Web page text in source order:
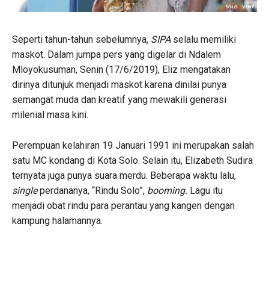
Seperti tahun-tahun sebelumnya, SIPA selalu memiliki
maskot. Dalam jumpa pers yang digelar di Ndalem
Mloyokusuman, Senin (17/6/2019), Eliz mengatakan
dirinya ditunjuk menjadi maskot karena dinilai punya
semangat muda dan kreatif yang mewakili generasi
milenial masa kini.
Perempuan kelahiran 19 Januari 1991 ini merupakan salah
satu MC kondang di Kota Solo. Selain itu, Elizabeth Sudira
ternyata juga punya suara merdu. Beberapa waktu lalu,
singleperdananya, “Rindu Solo”, booming. Lagu itu
menjadi obat rindu para perantau yang kangen dengan
kampung halamannya.